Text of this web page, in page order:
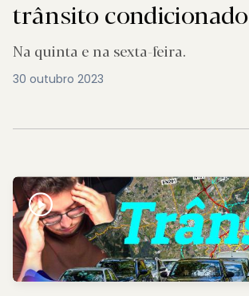
trânsito condicionado
Na quinta e na sexta-feira.
30 outubro 2023